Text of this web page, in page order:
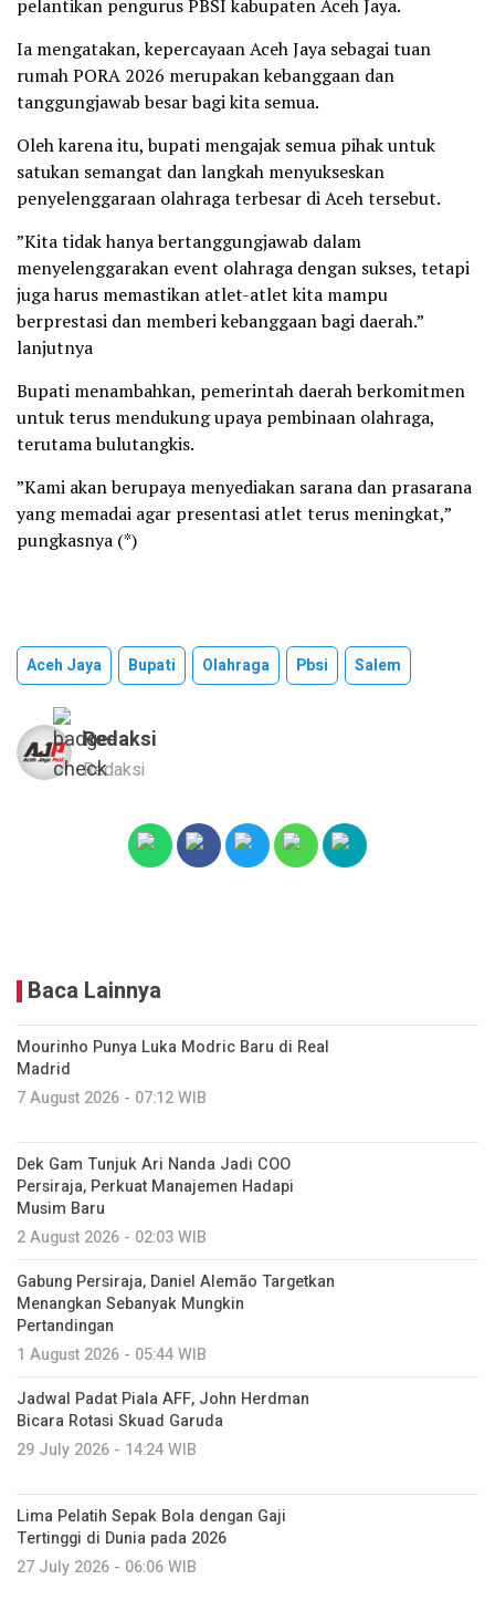
pelantikan pengurus PBSI kabupaten Aceh Jaya.
Ia mengatakan, kepercayaan Aceh Jaya sebagai tuan
rumah PORA 2026 merupakan kebanggaan dan
tanggungjawab besar bagi kita semua.
Oleh karena itu, bupati mengajak semua pihak untuk
satukan semangat dan langkah menyukseskan
penyelenggaraan olahraga terbesar di Aceh tersebut.
”Kita tidak hanya bertanggungjawab dalam
menyelenggarakan event olahraga dengan sukses, tetapi
juga harus memastikan atlet-atlet kita mampu
berprestasi dan memberi kebanggaan bagi daerah.”
lanjutnya
Bupati menambahkan, pemerintah daerah berkomitmen
untuk terus mendukung upaya pembinaan olahraga,
terutama bulutangkis.
”Kami akan berupaya menyediakan sarana dan prasarana
yang memadai agar presentasi atlet terus meningkat,”
pungkasnya (*)
Aceh Jaya Bupati Olahraga Pbsi Salem
Redaksi
Redaksi
Baca Lainnya
Mourinho Punya Luka Modric Baru di Real
Madrid
7 August 2026 - 07:12 WIB
Dek Gam Tunjuk Ari Nanda Jadi COO
Persiraja, Perkuat Manajemen Hadapi
Musim Baru
2 August 2026 - 02:03 WIB
Gabung Persiraja, Daniel Alemão Targetkan
Menangkan Sebanyak Mungkin
Pertandingan
1 August 2026 - 05:44 WIB
Jadwal Padat Piala AFF, John Herdman
Bicara Rotasi Skuad Garuda
29 July 2026 - 14:24 WIB
Lima Pelatih Sepak Bola dengan Gaji
Tertinggi di Dunia pada 2026
27 July 2026 - 06:06 WIB